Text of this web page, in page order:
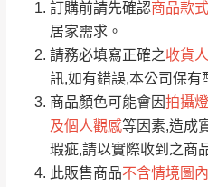
訂購前請先確認商品款
居家需求。
請務必填寫正確之收貨
訊,如有錯誤,本公司保有
商品顏色可能會因拍攝
及個人觀感等因素,造成
瑕疵,請以實際收到之商
此販售商品不含情境圖
運 費
運送地區 運送
桃園
由於品項繁多，網
要購買商品，請於
Line客服」來信確
「金額」。
若商品價格或庫存有
單。部分網路商品恕無法
見諒！
(0)筆
全部 依評論高至低
依評論低至高排列
只顯示附上評論